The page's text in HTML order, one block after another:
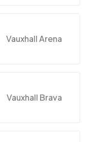
Vauxhall Arena
Vauxhall Brava